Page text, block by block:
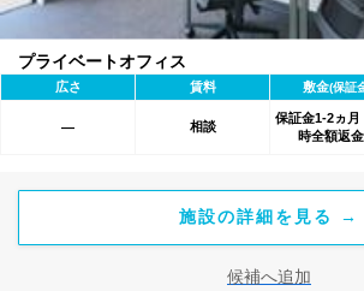
プライベートオフィス
広さ 賃料 敷金(保証
― 相談
保証金1-2ヵ月
時全額返金
施設の詳細を見る →
候補へ追加